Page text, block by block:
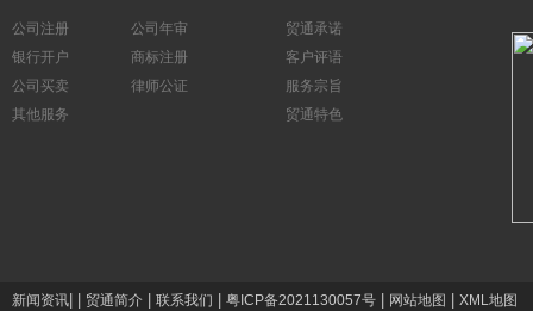
公司注册
公司年审
银行开户
商标注册
公司买卖
律师公证
其他服务
贸通承诺
客户评语
服务宗旨
贸通特色
新闻资讯 贸通简介 联系我们 粤ICP备2021130057号 网站地图 XML地图